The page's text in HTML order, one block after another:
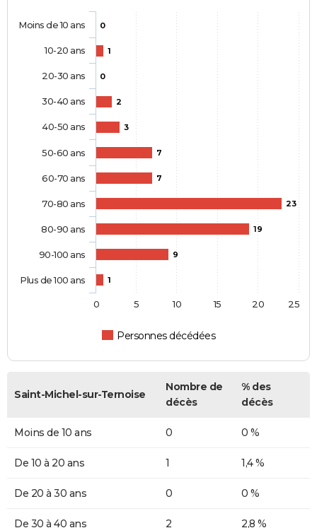
0
1
0
2
3
7
7
23
19
9
1
Personnes décédées
Moins de 10 ans
10-20 ans
20-30 ans
30-40 ans
40-50 ans
50-60 ans
60-70 ans
70-80 ans
80-90 ans
90-100 ans
Plus de 100 ans
0 5 10 15 20 25
Saint-Michel-sur-Ternoise
Nombre de
décès
% des
décès
Moins de 10 ans 0 0 %
De 10 à 20 ans 1 1,4 %
De 20 à 30 ans 0 0 %
De 30 à 40 ans 2 2,8 %